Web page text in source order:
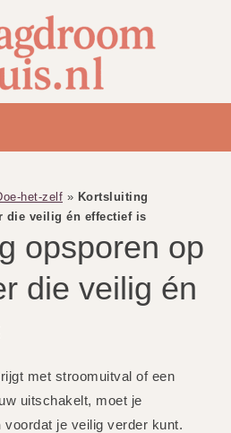
het-zelf » Kortsluiting
die veilig én effectief is
opsporen op
die veilig én
met stroomuitval of een
uitschakelt, moet je
voordat je veilig verder kunt.